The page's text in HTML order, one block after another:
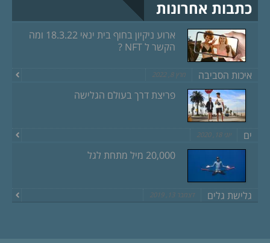
כתבות אחרונות
ארוע ניקיון בחוף בית ינאי 18.3.22 ומה
הקשר ל NFT ?
איכות הסביבה מרץ 8, 2022
פריצת דרך בעולם הגלישה
ים יוני 18, 2020
20,000 מיל מתחת לגל
גלישת גלים דצמבר 13, 2019